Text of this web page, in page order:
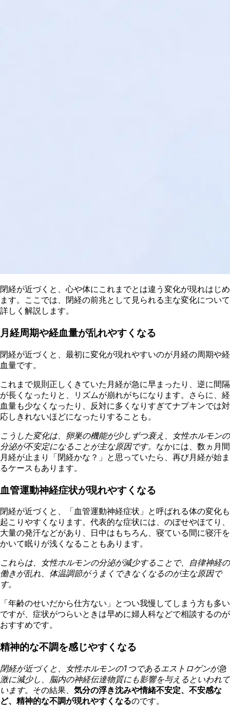
閉経が近づくと、心や体にこれまでとは違う変化が現れはじめ
ます。ここでは、閉経の前兆として見られる主な変化について
詳しく解説します。
月経周期や経血量が乱れやすくなる
閉経が近づくと、最初に変化が現れやすいのが月経の周期や経
血量です。
これまで規則正しくきていた月経が急に早まったり、逆に間隔
が長くなったりと、リズムが崩れがちになります。さらに、経
血量も少なくなったり、反対に多くなりすぎてナプキンでは対
応しきれないほどになったりすることも。
こうした変化は、卵巣の機能が少しずつ衰え、女性ホルモンの
分泌が不安定になることが主な原因です。 なかには、数ヵ月間
月経が止まり「閉経かな？」と思っていたら、再び月経が始ま
るケースもあります。
血管運動神経症状が現れやすくなる
閉経が近づくと、「血管運動神経症状」と呼ばれる体の変化も
起こりやすくなります。代表的な症状には、のぼせやほてり、
大量の発汗などがあり、日中はもちろん、寝ている間に寝汗を
かいて眠りが浅くなることもあります。
これらは、女性ホルモンの分泌が減少することで、自律神経の
働きが乱れ、体温調節がうまくできなくなるのが主な原因で
す。
「年齢のせいだから仕方ない」とつい我慢してしまう方も多い
ですが、症状がつらいときは早めに婦人科などで相談するのが
おすすめです。
精神的な不調を感じやすくなる
閉経が近づくと、女性ホルモンの1つであるエストロゲンが急
激に減少し、脳内の神経伝達物質にも影響を与えるといわれて
います。 その結果、 気分の浮き沈みや情緒不安定、不安感な
ど、精神的な不調が現れやすくなるのです。